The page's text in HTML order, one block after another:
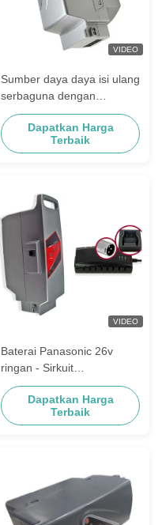
VIDEO
Sumber daya daya isi ulang
serbaguna dengan
Panasonic Dimensi 2,2 X
3,1 X 4,2 inci
Dapatkan Harga
Terbaik
VIDEO
Baterai Panasonic 26v
ringan - Sirkuit
Perlindungan Ya - 1.3lbs -
Tegangan 26v
Dapatkan Harga
Terbaik